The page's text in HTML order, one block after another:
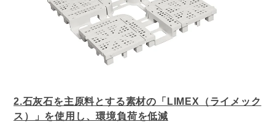
2.石灰石を主原料とする素材の「LIMEX（ライメック
ス）」を使用し、環境負荷を低減